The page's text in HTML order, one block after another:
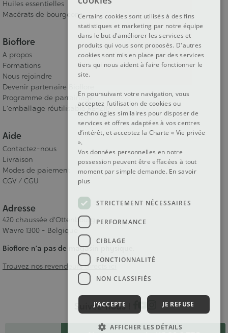
Huiles essentielles
Macérats de bourgeons
Bioflore
A propos
Formations
Nous rejoindre
Devenir partenaire Bioflore
Programme de parrainage
L'emballage réutilisable RE-ZIP
Aide
Contactez-nous
Livraison
Modes de paiement
CGV / CGU
Adresse
420 chaussée d'Ottenbourg
Wavre 1300 - Belgique
Bioflore n’a pas de magasin physique.
Trouvez nos revendeurs directs ici
Suivez-nous !
ENGLISH
Certains cookies sont utilisés à des fins
statistiques et marketing par notre équipe
dans le but d'améliorer les services et
produits qui vous sont proposés. D'autres
cookies sont mis en place par des services
tiers qui nous aident à faire fonctionner le
site.
En poursuivant votre navigation, vous
acceptez l’utilisation de cookies ou
technologies similaires pour disposer de
services et offres adaptées à vos centres
d’intérêt, et acceptez la Charte « Vie privée
».
Vos données personnelles en notre
possession peuvent être effacées à tout
moment par simple demande. En savoir
plus
STRICTEMENT NÉCESSAIRES
PERFORMANCE
CIBLAGE
FONCTIONNALITÉ
NON CLASSIFIÉS
J'ACCEPTE JE REFUSE
AFFICHER LES DÉTAILS